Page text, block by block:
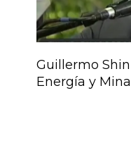
Guillermo
Energía y